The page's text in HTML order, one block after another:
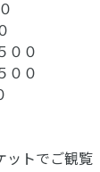
００
００
トでご観覧